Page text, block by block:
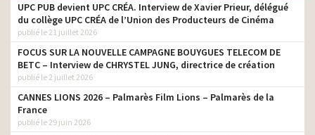
UPC PUB devient UPC CRÉA. Interview de Xavier Prieur, délégué
du collège UPC CRÉA de l’Union des Producteurs de Cinéma
publié le 21 juillet 2026
FOCUS SUR LA NOUVELLE CAMPAGNE BOUYGUES TELECOM DE
BETC – Interview de CHRYSTEL JUNG, directrice de création
publié le 2 juillet 2026
CANNES LIONS 2026 – Palmarès Film Lions – Palmarès de la
France
publié le 29 juin 2026